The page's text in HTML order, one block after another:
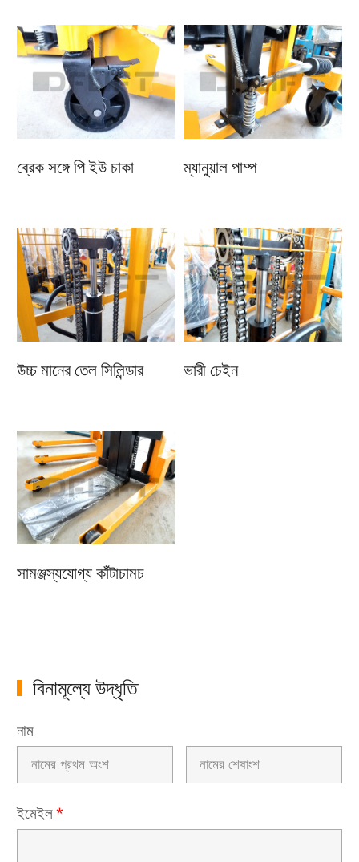
ব্রেক সঙ্গে পি ইউ চাকা ম্যানুয়াল পাম্প
উচ্চ মানের তেল সিলিন্ডার ভারী চেইন
সামঞ্জস্যযোগ্য কাঁটাচামচ
বিনামূল্যে উদ্ধৃতি
নাম
ইমেইল*